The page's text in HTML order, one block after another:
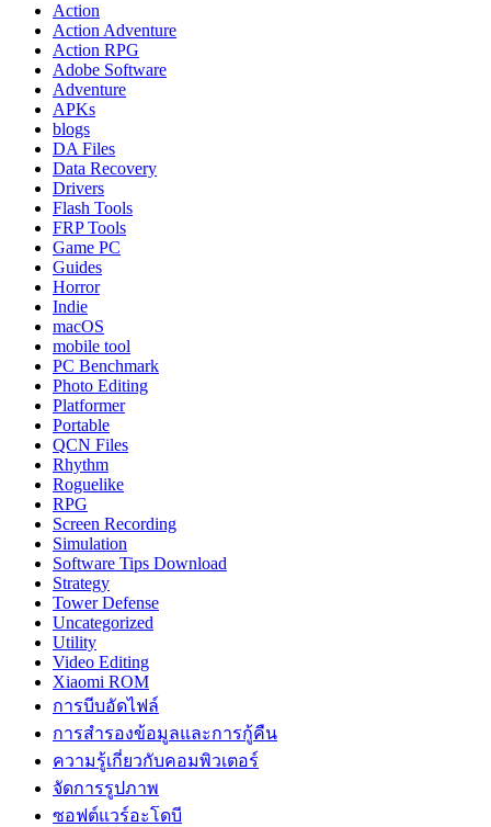
Action
Action Adventure
Action RPG
Adobe Software
Adventure
APKs
blogs
DA Files
Data Recovery
Drivers
Flash Tools
FRP Tools
Game PC
Guides
Horror
Indie
macOS
mobile tool
PC Benchmark
Photo Editing
Platformer
Portable
QCN Files
Rhythm
Roguelike
RPG
Screen Recording
Simulation
Software Tips Download
Strategy
Tower Defense
Uncategorized
Utility
Video Editing
Xiaomi ROM
การบีบอัดไฟล์
การสำรองข้อมูลและการกู้คืน
ความรู้เกี่ยวกับคอมพิวเตอร์
จัดการรูปภาพ
ซอฟต์แวร์อะโดบี